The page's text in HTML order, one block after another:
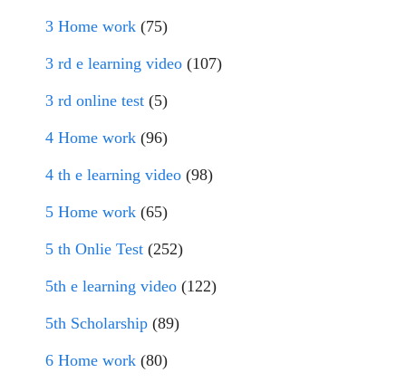
3 Home work (75)
3 rd e learning video (107)
3 rd online test (5)
4 Home work (96)
4 th e learning video (98)
5 Home work (65)
5 th Onlie Test (252)
5th e learning video (122)
5th Scholarship (89)
6 Home work (80)